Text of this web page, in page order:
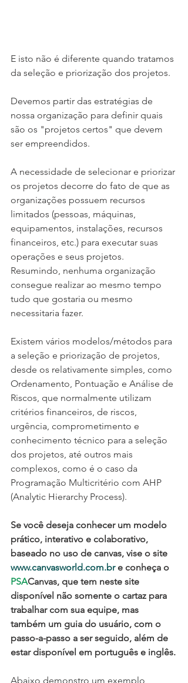
E isto não é diferente quando tratamos
da seleção e priorização dos projetos.
Devemos partir das estratégias de
nossa organização para definir quais
são os "projetos certos" que devem
ser empreendidos.
A necessidade de selecionar e priorizar
os projetos decorre do fato de que as
organizações possuem recursos
limitados (pessoas, máquinas,
equipamentos, instalações, recursos
financeiros, etc.) para executar suas
operações e seus projetos.
Resumindo, nenhuma organização
consegue realizar ao mesmo tempo
tudo que gostaria ou mesmo
necessitaria fazer.
Existem vários modelos/métodos para
a seleção e priorização de projetos,
desde os relativamente simples, como
Ordenamento, Pontuação e Análise de
Riscos, que normalmente utilizam
critérios financeiros, de riscos,
urgência, comprometimento e
conhecimento técnico para a seleção
dos projetos, até outros mais
complexos, como é o caso da
Programação Multicritério com AHP
(Analytic Hierarchy Process).
Se você deseja conhecer um modelo
prático, interativo e colaborativo,
baseado no uso de canvas, vise o site
www.canvasworld.com.br e conheça o
PSACanvas, que tem neste site
disponível não somente o cartaz para
trabalhar com sua equipe, mas
também um guia do usuário, com o
passo-a-passo a ser seguido, além de
estar disponível em português e inglês.
Abaixo demonstro um exemplo